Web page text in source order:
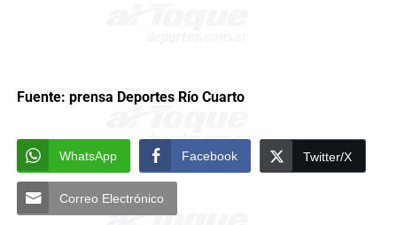
Fuente: prensa Deportes Río Cuarto
WhatsApp Facebook Twitter/X
Correo Electrónico